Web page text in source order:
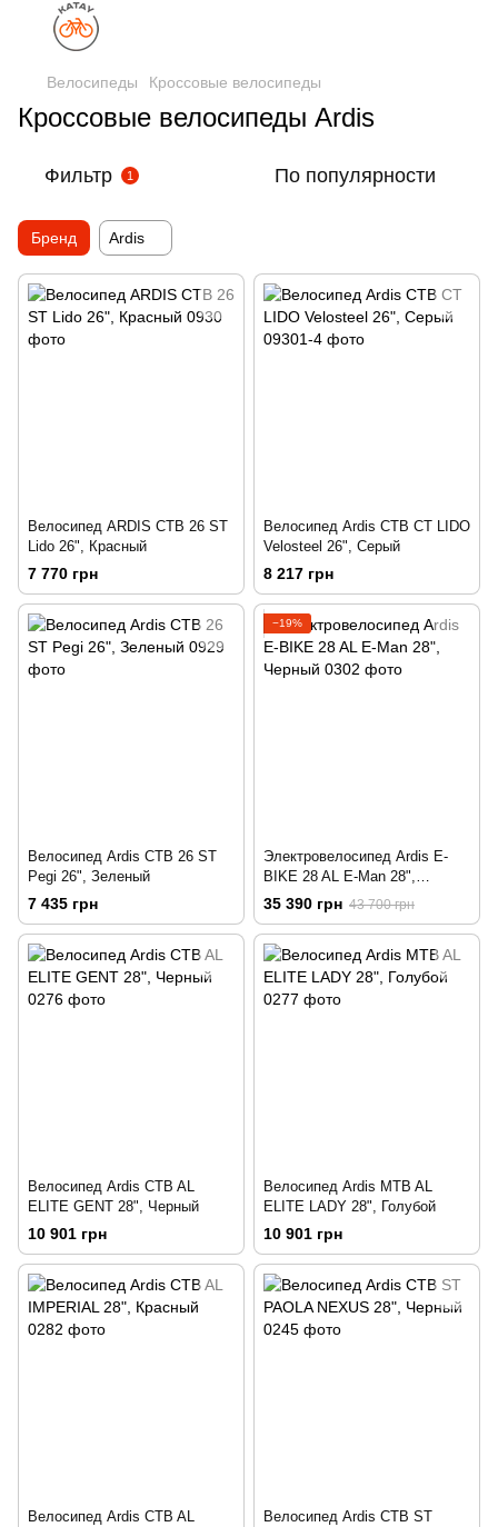
Велосипеды Кроссовые велосипеды
Кроссовые велосипеды Ardis
Фильтр 1 По популярности
Бренд Ardis
Велосипед ARDIS CTB 26 ST
Lido 26", Красный
7 770 грн
Велосипед Ardis CTB CT LIDO
Velosteel 26", Серый
8 217 грн
Велосипед Ardis CTB 26 ST
Pegi 26", Зеленый
7 435 грн
−19%
Электровелосипед Ardis E-
BIKE 28 AL E-Man 28",
Черный
35 390 грн 43 700 грн
Велосипед Ardis CTB AL
ELITE GENT 28", Черный
10 901 грн
Велосипед Ardis MTB AL
ELITE LADY 28", Голубой
10 901 грн
Велосипед Ardis CTB AL
Велосипед Ardis CTB ST